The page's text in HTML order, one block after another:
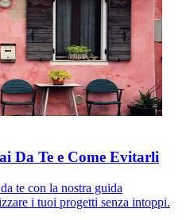
Da Te e Come Evitarli
te con la nostra guida
i tuoi progetti senza intoppi.